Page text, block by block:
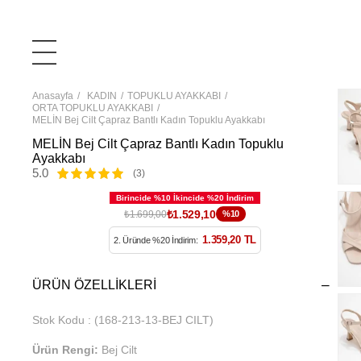
Anasayfa KADIN
TOPUKLU AYAKKABI
ORTA TOPUKLU AYAKKABI
MELİN Bej Cilt Çapraz Bantlı Kadın Topuklu Ayakkabı
MELİN Bej Cilt Çapraz Bantlı Kadın Topuklu
Ayakkabı
5.0
(3)
₺1.699,00₺1.529,10 %10
2. Üründe %20 İndirim: 1.359,20 TL
ÜRÜN ÖZELLIKLERI
Stok Kodu (168-213-13-BEJ CILT)
Ürün Rengi: Bej Cilt